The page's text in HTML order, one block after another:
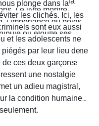
un flic quadragénaire
Le livre montre
l’importance du poids
ou étouffe ses
plonge dans la
savait les
visages fatigués
eux toute la détresse
d' Yves H. est d'une
dans une aventure
et course
souligne l'urgence de
les clichés. Ici, les
sont eux aussi
et les adolescents ne
par leur lieu de
de ces deux garçons
une nostalgie
un adieu magistral,
la condition humaine